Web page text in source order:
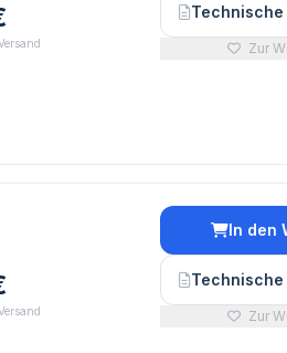
Technische
Zur
In den
Technische
Zur